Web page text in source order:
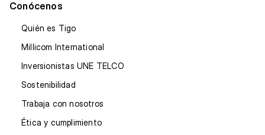
Conócenos
Quién es Tigo
Millicom International
Inversionistas UNE TELCO
Sostenibilidad
Trabaja con nosotros
Ética y cumplimiento